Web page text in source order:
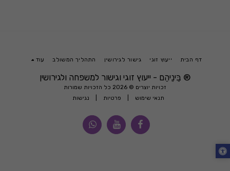
® בֵּינֵיהֵם - ייעוץ זוגי וגישור למשפחה ולגירושין
זכויות יוצרים © 2026 כל הזכויות שמורות
תנאי שימוש
פרטיות נגישות
דף הבית ייעוץ זוגי גישור לגירושין התהליך המשולב עוד